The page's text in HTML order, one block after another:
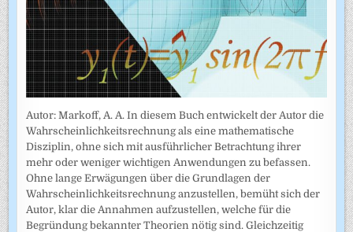
Autor: Markoff, A. A. In diesem Buch entwickelt der Autor die
Wahrscheinlichkeitsrechnung als eine mathematische
Disziplin, ohne sich mit ausführlicher Betrachtung ihrer
mehr oder weniger wichtigen Anwendungen zu befassen.
Ohne lange Erwägungen über die Grundlagen der
Wahrscheinlich­keitsrechnung anzustellen, bemüht sich der
Autor, klar die Annahmen auf­zustellen, welche für die
Begründung bekannter Theorien nötig sind. Gleichzeitig